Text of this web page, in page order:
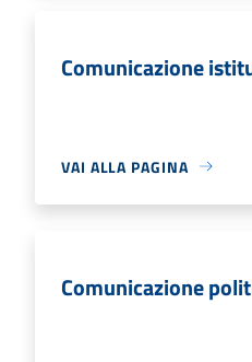
Comunicazione
VAI ALLA PAGINA
Comunicazione